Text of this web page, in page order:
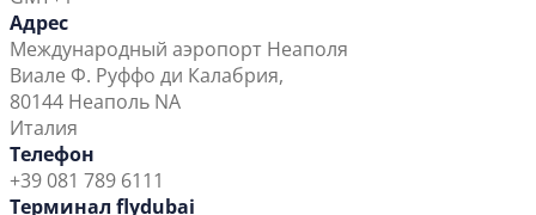
Адрес
Международный аэропорт Неаполя
Виале Ф. Руффо ди Калабрия,
80144 Неаполь NA
Италия
Телефон
+39 081 789 6111
Терминал flydubai